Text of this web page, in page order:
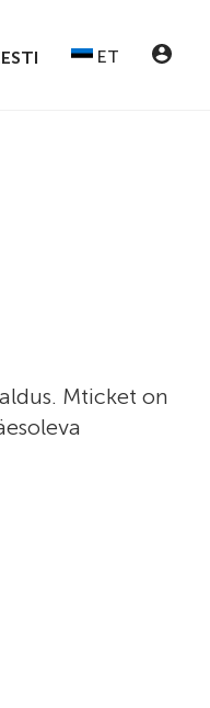
ET
Mticket on